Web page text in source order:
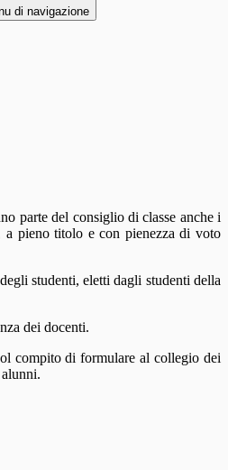
di navigazione
parte del consiglio di classe anche i
a pieno titolo e con pienezza di voto
studenti, eletti dagli studenti della
dei docenti.
compito di formulare al collegio dei